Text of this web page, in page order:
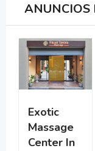
ANUNCIOS
Exotic
Massage
Center In